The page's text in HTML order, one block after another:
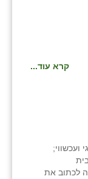
קרא עוד...
ועכשווי;
לכתוב את